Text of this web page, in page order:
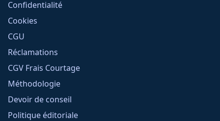
Confidentialité
Cookies
CGU
Réclamations
CGV Frais Courtage
Méthodologie
Devoir de conseil
Politique éditoriale